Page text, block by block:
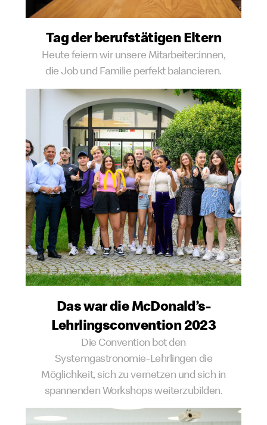
Tag der berufstätigen Eltern
Heute feiern wir unsere Mitarbeiter:innen,
die Job und Familie perfekt balancieren.
Das war die McDonald’s-
Lehrlingsconvention 2023
Die Convention bot den
Systemgastronomie-Lehrlingen die
Möglichkeit, sich zu vernetzen und sich in
spannenden Workshops weiterzubilden.